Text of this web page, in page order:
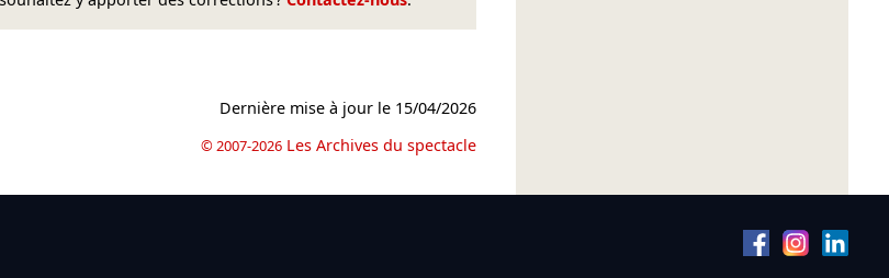
Dernière mise à jour le 15/04/2026
© 2007-2026 Les Archives du spectacle